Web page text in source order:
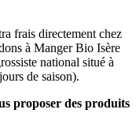
frais directement chez
à Manger Bio Isère
national situé à
de saison).
proposer des produits